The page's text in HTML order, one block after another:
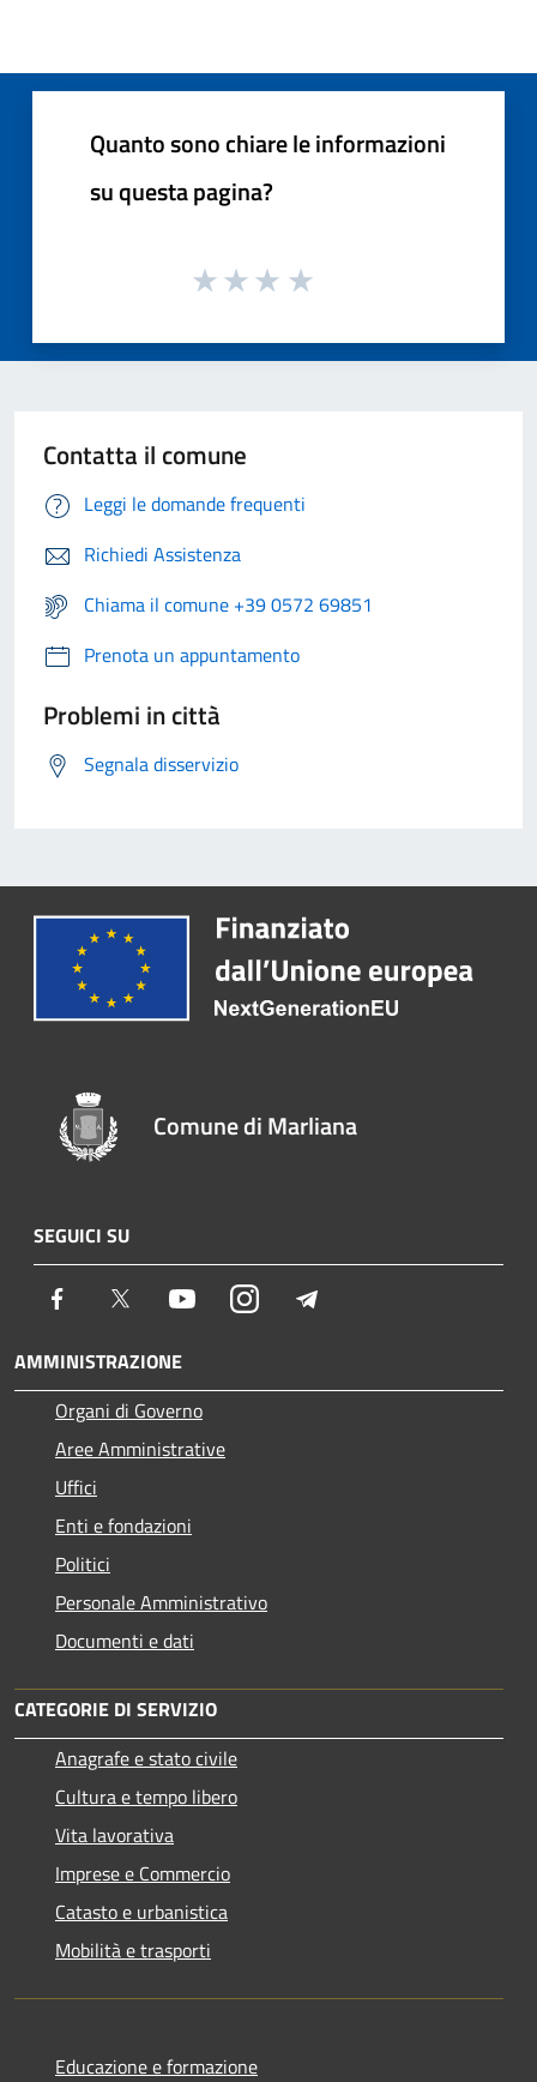
Quanto sono chiare le informazioni
su questa pagina?
Contatta il comune
Leggi le domande frequenti
Richiedi Assistenza
Chiama il comune +39 0572 69851
Prenota un appuntamento
Problemi in città
Segnala disservizio
Comune di Marliana
SEGUICI SU
Facebook Twitter YoutubeInstagram
AMMINISTRAZIONE
Organi di Governo
Aree Amministrative
Uffici
Enti e fondazioni
Politici
Personale Amministrativo
Documenti e dati
CATEGORIE DI SERVIZIO
Anagrafe e stato civile
Cultura e tempo libero
Vita lavorativa
Imprese e Commercio
Catasto e urbanistica
Mobilità e trasporti
Educazione e formazione